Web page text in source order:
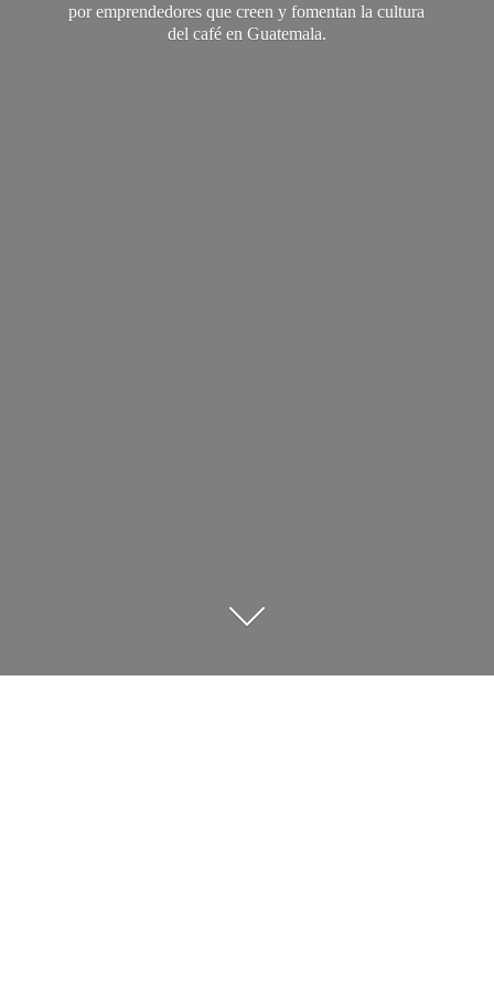
por emprendedores que creen y fomentan la cultura
del café en Guatemala.